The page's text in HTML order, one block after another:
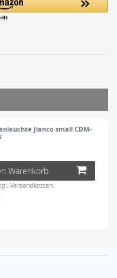
Jianco small CDM-
Warenkorb
Versandkosten